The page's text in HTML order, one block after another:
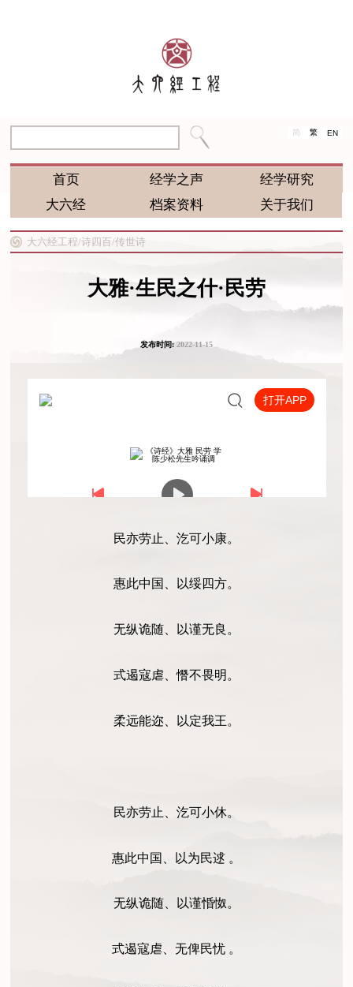
简 繁 EN
首页 经学之声
经学研究
大六经
档案资料 关于我们
大六经工程/诗四百/传世诗
大雅·生民之什·民劳
发布时间:2022-11-15
民亦劳止、汔可小康。
惠此中国、以绥四方。
无纵诡随、以谨无良。
式遏寇虐、憯不畏明。
柔远能迩、以定我王。
民亦劳止、汔可小休。
惠此中国、以为民逑 。
无纵诡随、以谨惛怓。
式遏寇虐、无俾民忧 。